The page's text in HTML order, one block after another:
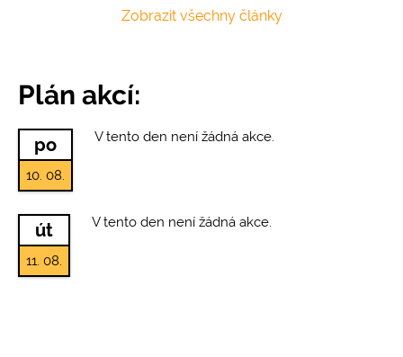
středověku prostřednictZobrazit všechny články
Plán akcí:
po
10. 08.
V tento den není žádná akce.
út
11. 08.
V tento den není žádná akce.